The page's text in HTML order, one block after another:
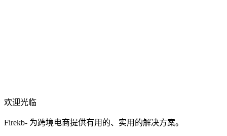
欢迎光临
Firekb- 为跨境电商提供有用的、实用的解决方案。